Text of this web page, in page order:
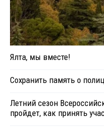
Ялта, мы вместе!
Сохранить память о
Летний сезон
пройдет, как принять